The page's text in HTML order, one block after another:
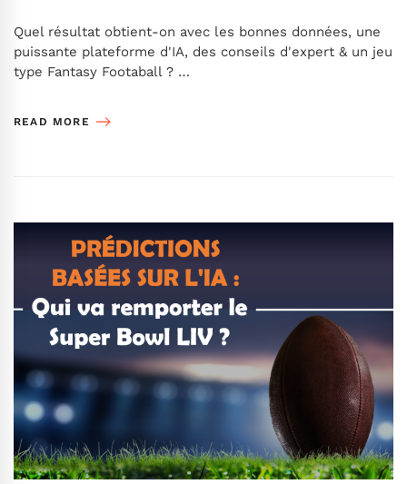
Quel résultat obtient-on avec les bonnes données, une
puissante plateforme d'IA, des conseils d'expert & un jeu
type Fantasy Footaball ? …
READ MORE